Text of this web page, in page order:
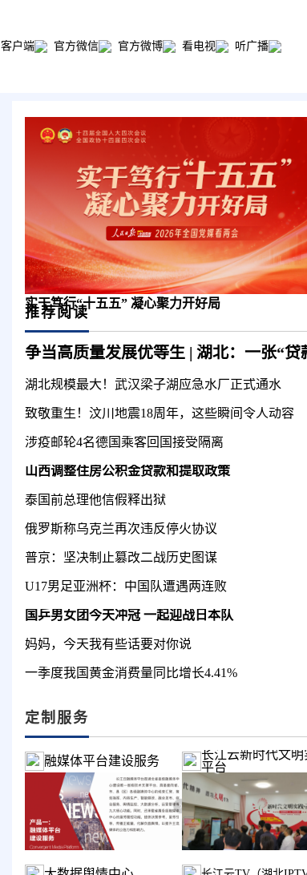
客户端 官方微信 官方微博 看电视 听广播
实干笃行“十五五” 凝心聚力开好局
推荐阅读
湖北规模最大！武汉梁子湖应急水厂正式通水
致敬重生！汶川地震18周年，这些瞬间令人动容
涉疫邮轮4名德国乘客回国接受隔离
山西调整住房公积金贷款和提取政策
泰国前总理他信假释出狱
俄罗斯称乌克兰再次违反停火协议
普京：坚决制止篡改二战历史图谋
U17男足亚洲杯：中国队遭遇两连败
国乒男女团今天冲冠 一起迎战日本队
妈妈，今天我有些话要对你说
一季度我国黄金消费量同比增长4.41%
定制服务
融媒体平台建设服务
长江云新时代文明
平台